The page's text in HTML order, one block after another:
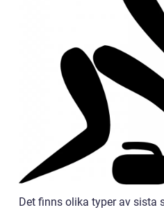
Det finns olika typer av sista